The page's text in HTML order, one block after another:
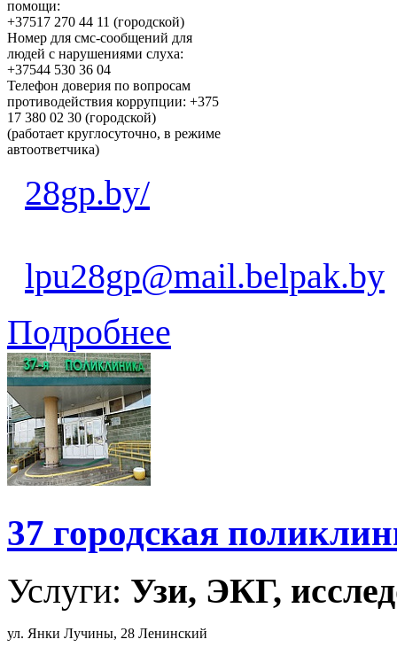
помощи:
+37517 270 44 11 (городской)
Номер для смс-сообщений для
людей с нарушениями слуха:
+37544 530 36 04
Телефон доверия по вопросам
противодействия коррупции: +375
17 380 02 30 (городской)
(работает круглосуточно, в режиме
автоответчика)
28gp.by/
lpu28gp@mail.belpak.by
Подробнее
37 городская
Услуги: Узи, ЭКГ,
ул. Янки Лучины, 28 Ленинский